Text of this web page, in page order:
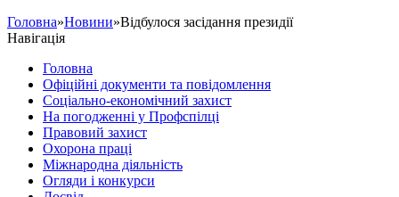
Головна»Новини»Відбулося засідання президії
Навігація
Головна
Офіційні документи та повідомлення
Соціально-економічний захист
На погодженні у Профспілці
Правовий захист
Охорона праці
Міжнародна діяльність
Огляди і конкурси